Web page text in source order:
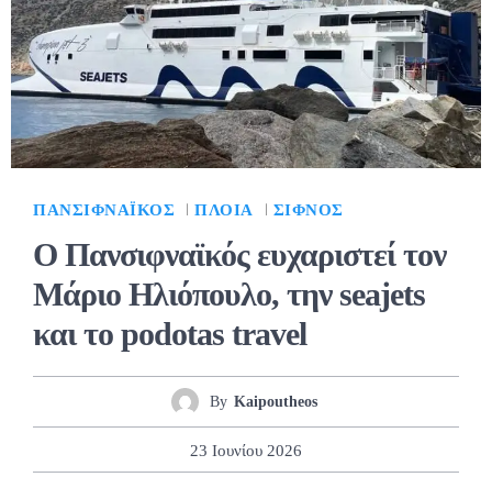
ΠΑΝΣΙΦΝΑΪΚΌΣ ΠΛΟΊΑ ΣΊΦΝΟΣ
Ο Πανσιφναϊκός ευχαριστεί τον
Μάριο Ηλιόπουλο, την seajets
και το podotas travel
By Kaipoutheos
23 Ιουνίου 2026